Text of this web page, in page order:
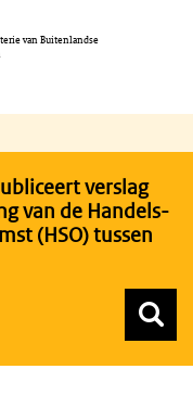
van Buitenlandse
verslag
van de Handels-
(HSO) tussen